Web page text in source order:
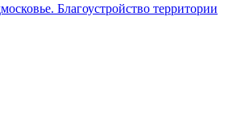
Благоустройство территории